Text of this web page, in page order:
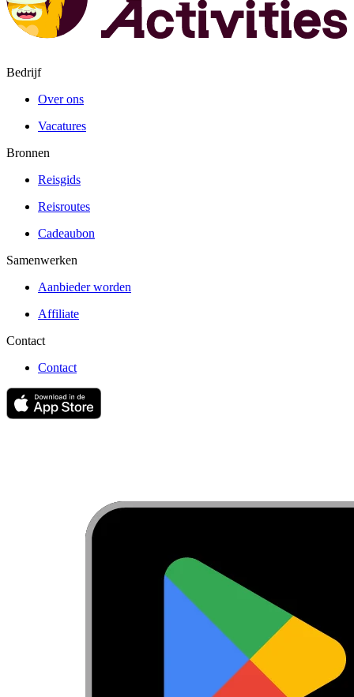
Bedrijf
Over ons
Vacatures
Bronnen
Reisgids
Reisroutes
Cadeaubon
Samenwerken
Aanbieder worden
Affiliate
Contact
Contact